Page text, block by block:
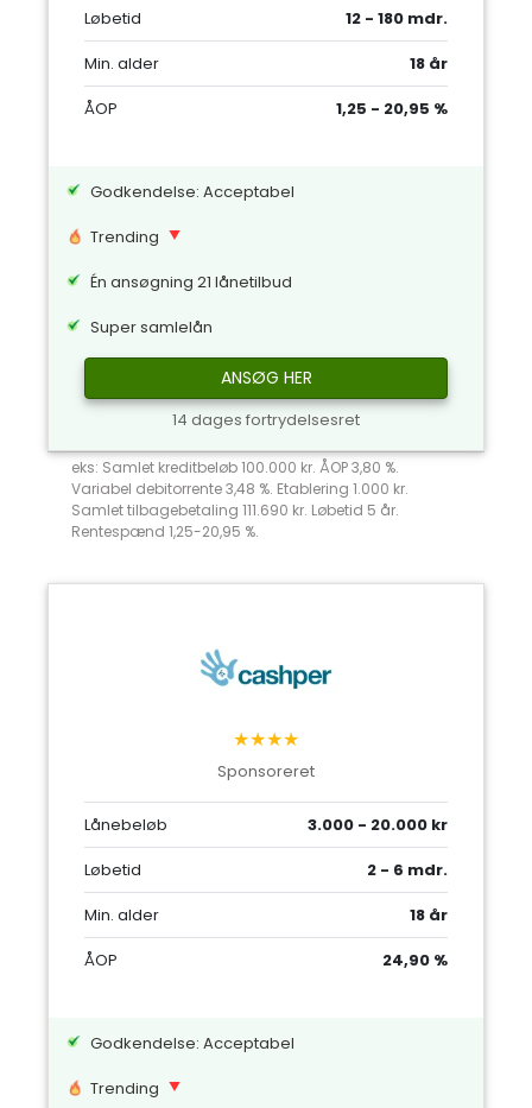
Løbetid
12 - 180 mdr.
Min. alder
18 år
ÅOP
1,25 - 20,95 %
Godkendelse: Acceptabel
Trending
Én ansøgning 21 lånetilbud
Super samlelån
ANSØG HER
14 dages fortrydelsesret
eks: Samlet kreditbeløb 100.000 kr. ÅOP 3,80 %.
Variabel debitorrente 3,48 %. Etablering 1.000 kr.
Samlet tilbagebetaling 111.690 kr. Løbetid 5 år.
Rentespænd 1,25-20,95 %.
★★★★
Sponsoreret
Lånebeløb
3.000 - 20.000 kr
Løbetid
2 - 6 mdr.
Min. alder
18 år
ÅOP
24,90 %
Godkendelse: Acceptabel
Trending